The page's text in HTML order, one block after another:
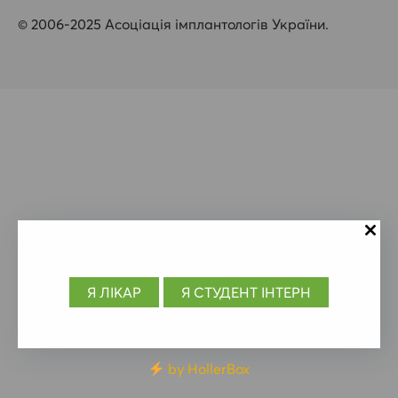
© 2006-2025 Асоціація імплантологів України.
Я ЛІКАР Я СТУДЕНТ ІНТЕРН
by HollerBox